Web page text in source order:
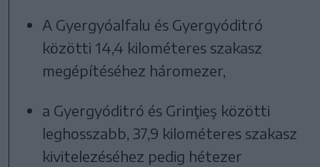
A Gyergyóalfalu és Gyergyóditró
közötti 14,4 kilométeres szakasz
megépítéséhez háromezer,
a Gyergyóditró és Grinţieş közötti
leghosszabb, 37,9 kilométeres szakasz
kivitelezéséhez pedig hétezer